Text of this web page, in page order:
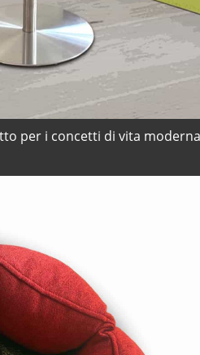
per i concetti di vita moderna